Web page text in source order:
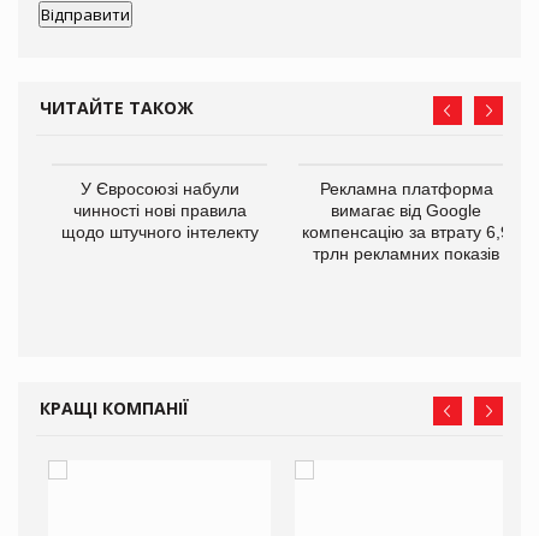
ЧИТАЙТЕ ТАКОЖ
У Євросоюзі набули
чинності нові правила
щодо штучного інтелекту
Рекламна платформа
вимагає від Google
компенсацію за втрату 6,9
трлн рекламних показів
КРАЩІ КОМПАНІЇ